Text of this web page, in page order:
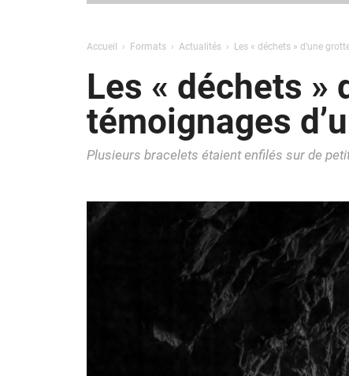
Accueil Formats Actualités Les « déchets » d’une
Les « déchets »
témoignages
Plusieurs bracelets étaient enfilés sur de